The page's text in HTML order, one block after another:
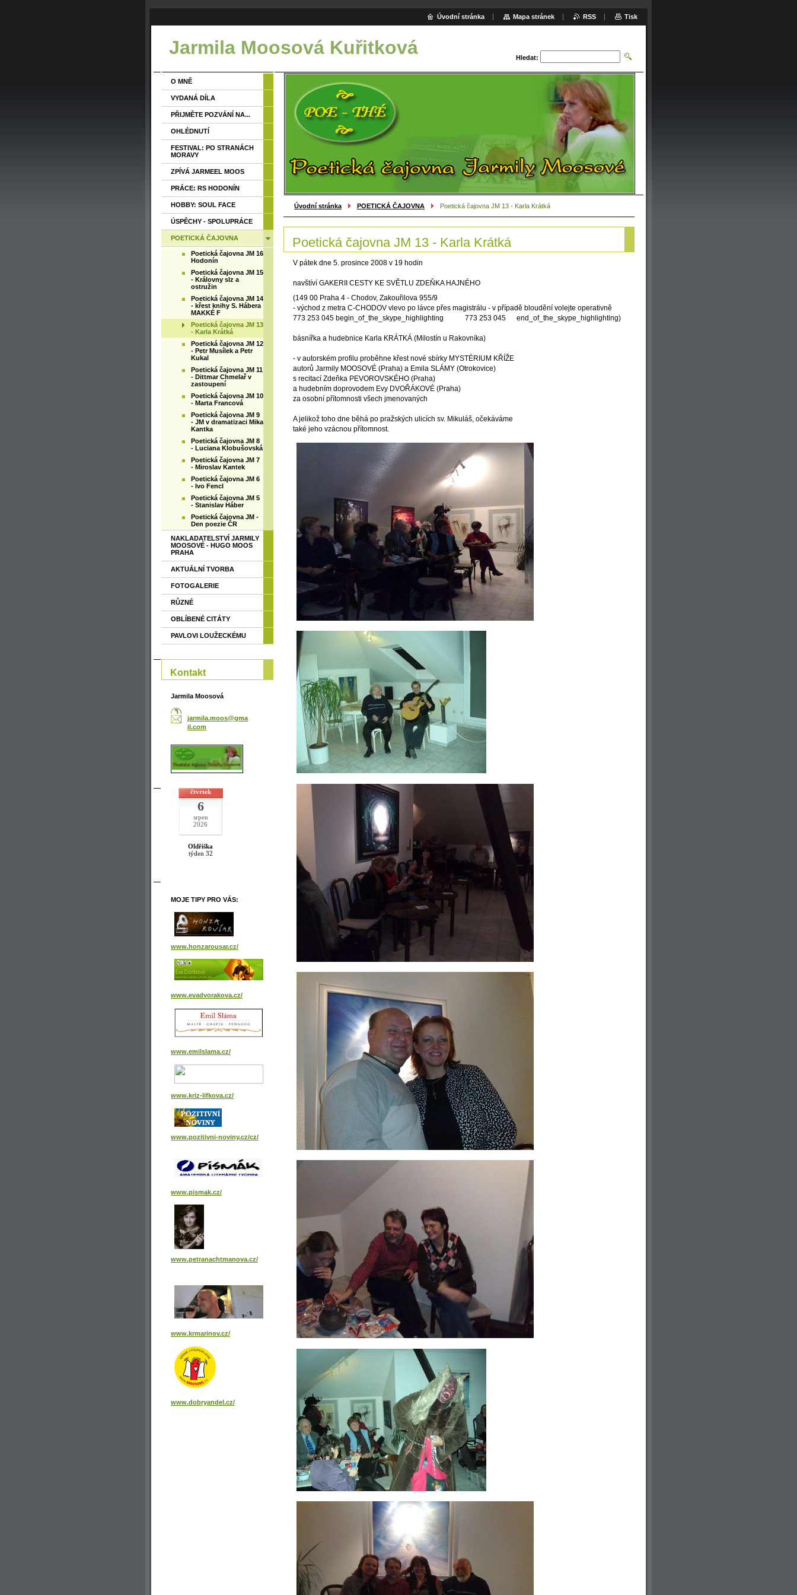
Jarmila Moosová Kuřitková Hledat:
Úvodní stránka POETICKÁ ČAJOVNA Poetická čajovna JM 13 - Karla Krátká
Poetická čajovna JM 13 - Karla Krátká
V pátek dne 5. prosince 2008 v 19 hodin
navštíví GAKERII CESTY KE SVĚTLU ZDEŇKA HAJNÉHO
(149 00 Praha 4 - Chodov, Zakouřilova 955/9
- východ z metra C-CHODOV vlevo po lávce přes magistrálu - v případě bloudění volejte operativně
773 253 045 begin_of_the_skype_highlighting 773 253 045 end_of_the_skype_highlighting)
básnířka a hudebnice Karla KRÁTKÁ (Milostín u Rakovníka)
- v autorském profilu proběhne křest nové sbírky MYSTÉRIUM KŘÍŽE
autorů Jarmily MOOSOVÉ (Praha) a Emila SLÁMY (Otrokovice)
s recitací Zdeňka PEVOROVSKÉHO (Praha)
a hudebním doprovodem Evy DVOŘÁKOVÉ (Praha)
za osobní přítomnosti všech jmenovaných
A jelikož toho dne běhá po pražských ulicích sv. Mikuláš, očekáváme
také jeho vzácnou přítomnost.
O MNĚ
VYDANÁ DÍLA
PŘIJMĚTE POZVÁNÍ NA...
OHLÉDNUTÍ
FESTIVAL: PO STRANÁCH
MORAVY
ZPÍVÁ JARMEEL MOOS
PRÁCE: RS HODONÍN
HOBBY: SOUL FACE
ÚSPĚCHY - SPOLUPRÁCE
POETICKÁ ČAJOVNA
Poetická čajovna JM 16
Hodonín
Poetická čajovna JM 15
- Královny slz a
ostružin
Poetická čajovna JM 14
- křest knihy S. Hábera
MAKKÉ F
Poetická čajovna JM 13
- Karla Krátká
Poetická čajovna JM 12
- Petr Musílek a Petr
Kukal
Poetická čajovna JM 11
- Dittmar Chmelař v
zastoupení
Poetická čajovna JM 10
- Marta Francová
Poetická čajovna JM 9
- JM v dramatizaci Mika
Kantka
Poetická čajovna JM 8
- Luciana Klobušovská
Poetická čajovna JM 7
- Miroslav Kantek
Poetická čajovna JM 6
- Ivo Fencl
Poetická čajovna JM 5
- Stanislav Háber
Poetická čajovna JM -
Den poezie ČR
NAKLADATELSTVÍ JARMILY
MOOSOVÉ - HUGO MOOS
PRAHA
AKTUÁLNÍ TVORBA
FOTOGALERIE
RŮZNÉ
OBLÍBENÉ CITÁTY
PAVLOVI LOUŽECKÉMU
Kontakt
Jarmila Moosová
jarmila.moos@gma
il.com
čtvrtek
6
srpen
2026
Oldřiška
týden 32
MOJE TIPY PRO VÁS:
www.honzarousar.cz/
www.evadvorakova.cz/
www.emilslama.cz/
www.kriz-lifkova.cz/
www.pozitivni-noviny.cz/cz/
www.pismak.cz/
www.petranachtmanova.cz/
www.krmarinov.cz/
www.dobryandel.cz/
Úvodní stránka Mapa stránek RSS Tisk